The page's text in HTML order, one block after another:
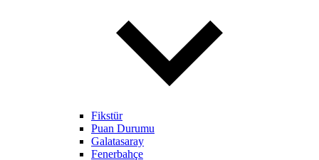
Fikstür
Puan Durumu
Galatasaray
Fenerbahçe